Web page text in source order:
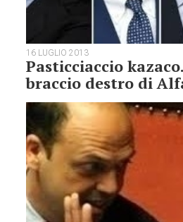
16 LUGLIO 2013
Pasticciaccio
braccio destro di